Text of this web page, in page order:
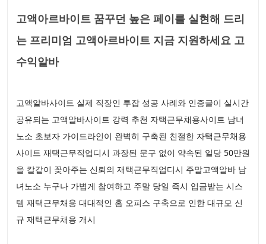
고액아르바이트 꿈꾸던 높은 페이를 실현해 드리
는 프리미엄 고액아르바이트 지금 지원하세요 고
수익알바
고액알바사이트 실제 직장인 투잡 성공 사례와 인증글이 실시간
공유되는 고액알바사이트 강력 추천 자택근무채용사이트 남녀
노소 초보자 가이드라인이 완벽히 구축된 친절한 자택근무채용
사이트 재택근무직업디시 과장된 문구 없이 약속된 일당 50만원
을 칼같이 꽂아주는 신뢰의 재택근무직업디시 주말고액알바 남
녀노소 누구나 가볍게 참여하고 주말 당일 즉시 입금받는 시스
템 재택근무채용 대대적인 홈 오피스 구축으로 인한 대규모 신
규 재택근무채용 개시